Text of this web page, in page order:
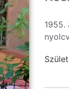
1955.